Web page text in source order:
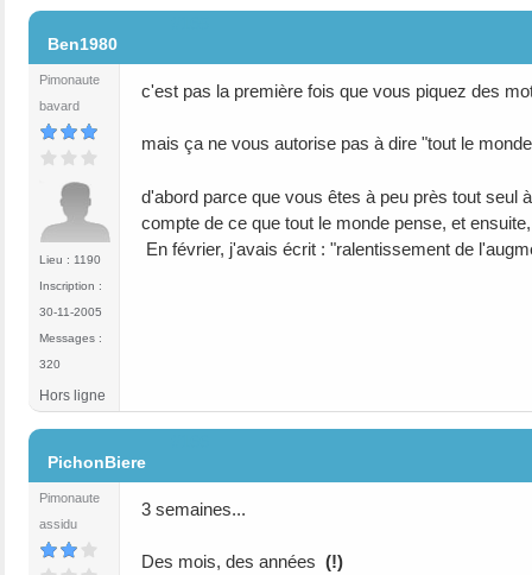
Ben1980
Pimonaute
bavard
Lieu : 1190
Inscription :
30-11-2005
Messages :
320
c'est pas la première fois que vous piquez des
mais ça ne vous autorise pas à dire "tout le
d'abord parce que vous êtes à peu près tout seul
compte de ce que tout le monde pense, et
En février, j'avais écrit : "ralentissement de
Hors ligne
PichonBiere
Pimonaute
assidu
3 semaines...
Des mois, des années (!)